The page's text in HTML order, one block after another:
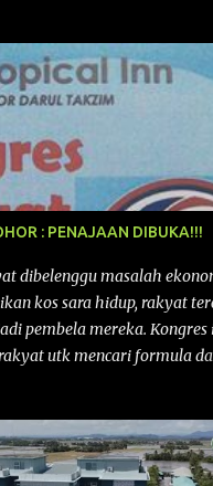
: PENAJAAN DIBUKA!!!
dibelenggu masalah
kos sara hidup, rakyat
pembela mereka. Kongres
utk mencari formula
pada 12 September
kebangsaan dengan